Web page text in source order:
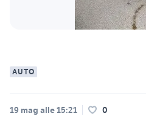
AUTO
19 mag alle 15:21 0